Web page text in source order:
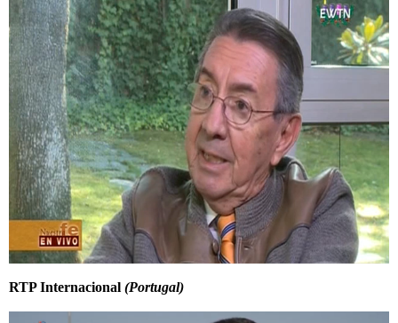
RTP Internacional (Portugal)